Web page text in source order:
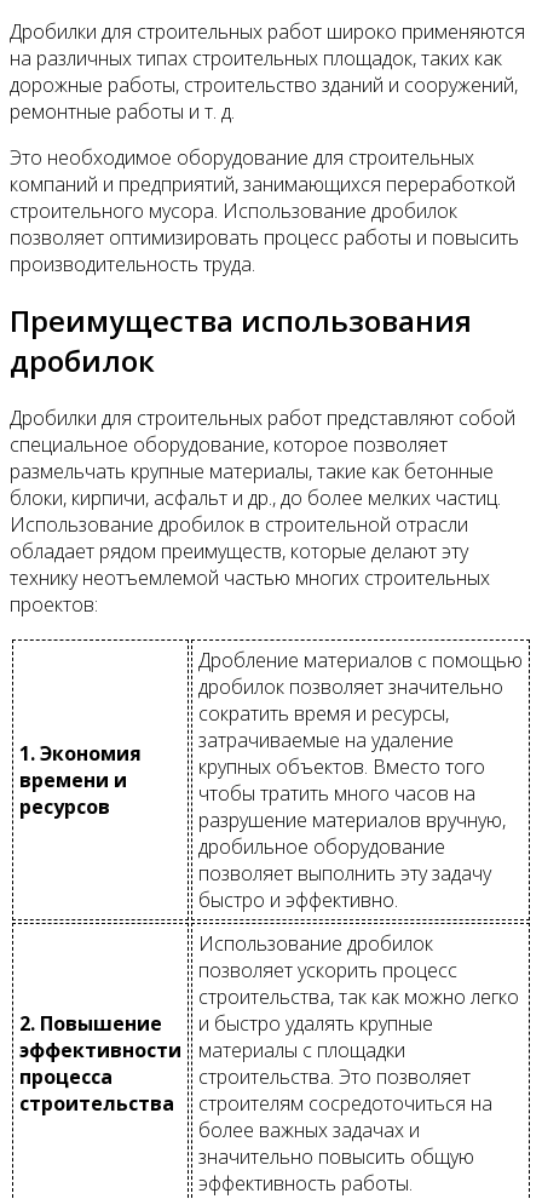
Дробилки для строительных работ широко применяются
на различных типах строительных площадок, таких как
дорожные работы, строительство зданий и сооружений,
ремонтные работы и т. д.
Это необходимое оборудование для строительных
компаний и предприятий, занимающихся переработкой
строительного мусора. Использование дробилок
позволяет оптимизировать процесс работы и повысить
производительность труда.
Преимущества использования
дробилок
Дробилки для строительных работ представляют собой
специальное оборудование, которое позволяет
размельчать крупные материалы, такие как бетонные
блоки, кирпичи, асфальт и др., до более мелких частиц.
Использование дробилок в строительной отрасли
обладает рядом преимуществ, которые делают эту
технику неотъемлемой частью многих строительных
проектов:
1. Экономия
времени и
ресурсов
Дробление материалов с помощью
дробилок позволяет значительно
сократить время и ресурсы,
затрачиваемые на удаление
крупных объектов. Вместо того
чтобы тратить много часов на
разрушение материалов вручную,
дробильное оборудование
позволяет выполнить эту задачу
быстро и эффективно.
2. Повышение
эффективности
процесса
строительства
Использование дробилок
позволяет ускорить процесс
строительства, так как можно легко
и быстро удалять крупные
материалы с площадки
строительства. Это позволяет
строителям сосредоточиться на
более важных задачах и
значительно повысить общую
эффективность работы.